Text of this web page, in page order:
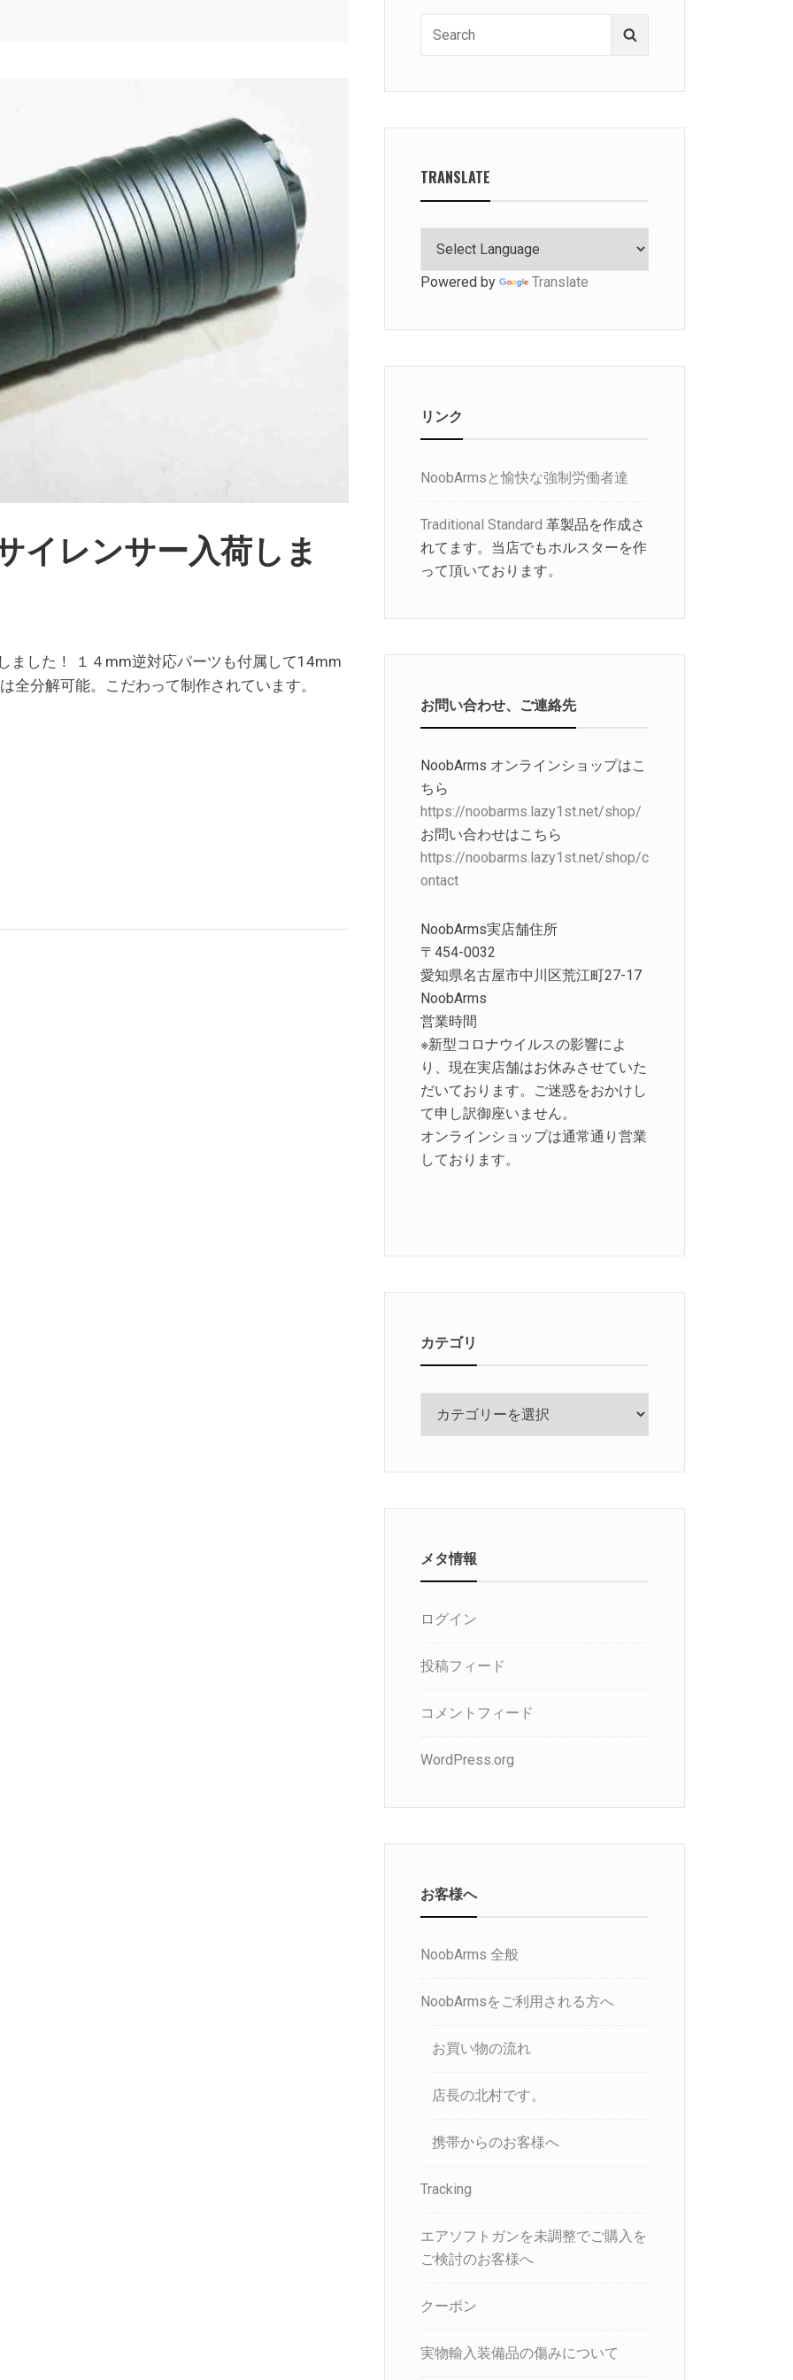
サイレンサー入荷しま
ました！ １４mm逆対応パーツも付属して14mm
分解可能。こだわって制作されています。
TRANSLATE
Powered by Translate
リンク
NoobArmsと愉快な強制労働者達
Traditional Standard 革製品を作成さ
れてます。当店でもホルスターを作
って頂いております。
お問い合わせ、ご連絡先
NoobArms オンラインショップはこ
ちら
https://noobarms.lazy1st.net/shop/
お問い合わせはこちら
https://noobarms.lazy1st.net/shop/c
ontact
NoobArms実店舗住所
〒454-0032
愛知県名古屋市中川区荒江町27-17
NoobArms
営業時間
※新型コロナウイルスの影響によ
り、現在実店舗はお休みさせていた
だいております。ご迷惑をおかけし
て申し訳御座いません。
オンラインショップは通常通り営業
しております。
カテゴリ
リ
メタ情報
ログイン
投稿フィード
コメントフィード
WordPress.org
お客様へ
NoobArms 全般
NoobArmsをご利用される方へ
お買い物の流れ
店長の北村です。
携帯からのお客様へ
Tracking
エアソフトガンを未調整でご購入を
ご検討のお客様へ
クーポン
実物輸入装備品の傷みについて